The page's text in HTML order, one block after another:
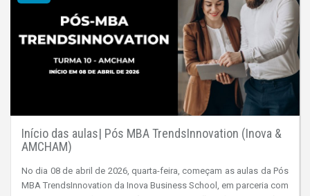
Início das aulas| Pós MBA TrendsInnovation (Inova &
AMCHAM)
No dia 08 de abril de 2026, quarta-feira, começam as aulas da Pós
MBA TrendsInnovation da Inova Business School, em parceria com